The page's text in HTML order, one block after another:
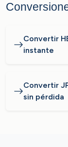
Convertir
instante
Convertir
sin pérdida